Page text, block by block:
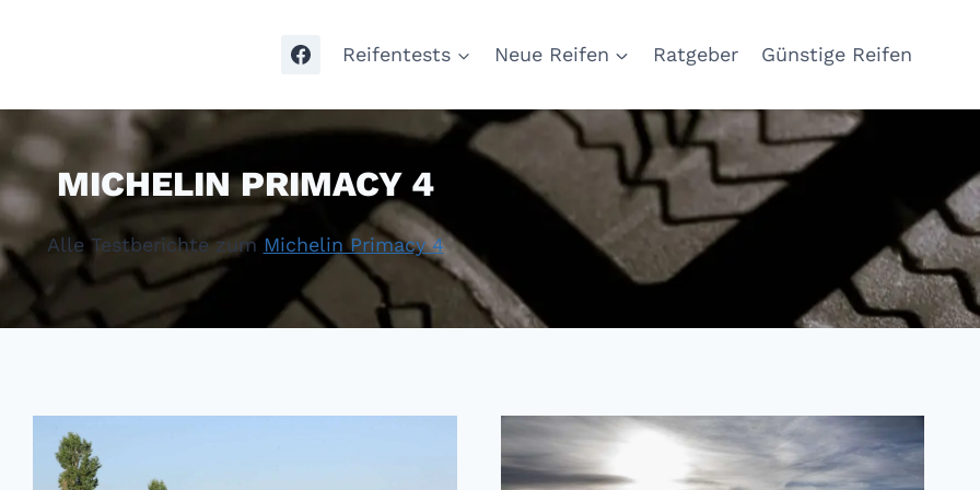
Reifentests Neue Reifen Ratgeber Günstige Reifen
MICHELIN PRIMACY 4
Alle Testberichte zum Michelin Primacy 4